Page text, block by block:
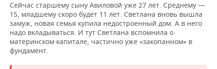
Сейчас старшему сыну Авиловой уже 27 лет. Среднему —
15, младшему скоро будет 11 лет. Светлана вновь вышла
замуж, новая семья купила недостроенный дом. А в него
надо вкладываться. И тут Светлана вспомнила о
материнском капитале, частично уже «закопанном» в
фундамент.